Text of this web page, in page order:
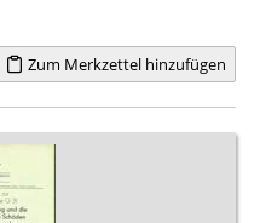
Zum Merkzettel hinzufügen